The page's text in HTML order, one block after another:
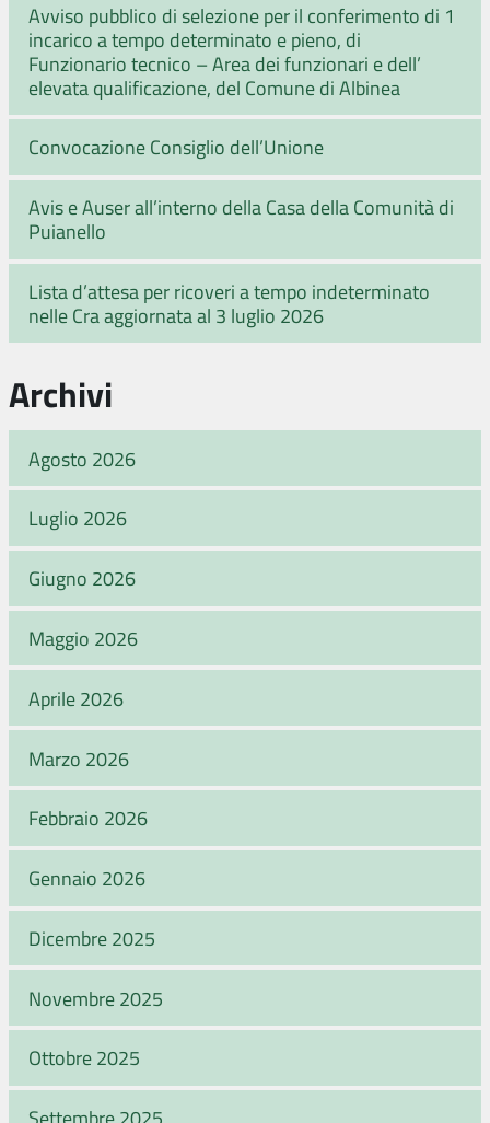
Avviso pubblico di selezione per il conferimento di 1
incarico a tempo determinato e pieno, di
Funzionario tecnico – Area dei funzionari e dell’
elevata qualificazione, del Comune di Albinea
Convocazione Consiglio dell’Unione
Avis e Auser all’interno della Casa della Comunità di
Puianello
Lista d’attesa per ricoveri a tempo indeterminato
nelle Cra aggiornata al 3 luglio 2026
Archivi
Agosto 2026
Luglio 2026
Giugno 2026
Maggio 2026
Aprile 2026
Marzo 2026
Febbraio 2026
Gennaio 2026
Dicembre 2025
Novembre 2025
Ottobre 2025